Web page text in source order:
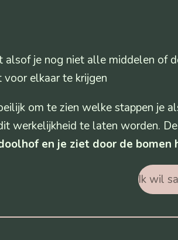
alsof je nog niet alle middelen of
elkaar te krijgen
om te zien welke stappen je
werkelijkheid te laten worden. De
en je ziet door de bomen
Ik wil